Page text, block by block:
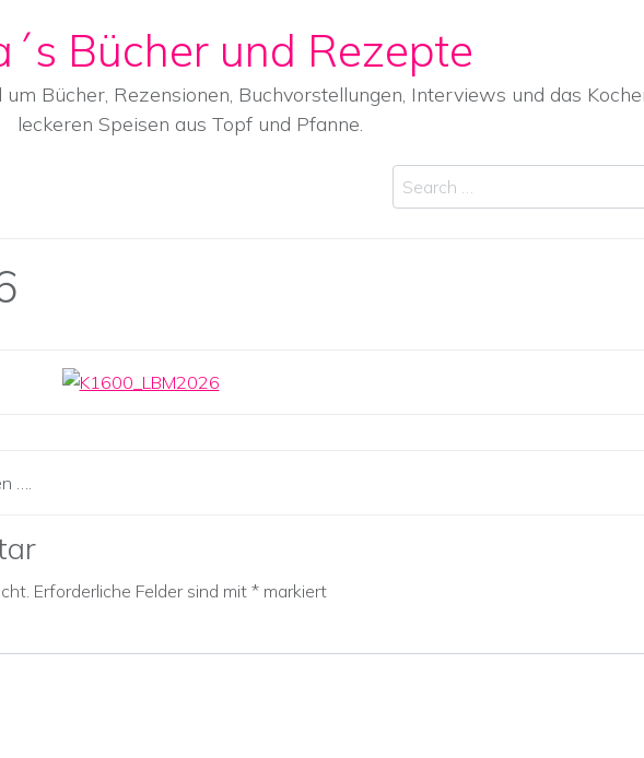
Bücher und Rezepte
Bücher, Rezensionen, Buchvorstellungen, Interviews und das
leckeren Speisen aus Topf und Pfanne.
Search
….
Erforderliche Felder sind mit * markiert